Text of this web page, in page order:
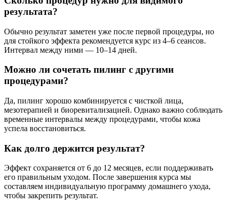
результата?
Обычно результат заметен уже после первой процедуры, но
для стойкого эффекта рекомендуется курс из 4–6 сеансов.
Интервал между ними — 10–14 дней.
Можно ли сочетать пилинг с другими
процедурами?
Да, пилинг хорошо комбинируется с чисткой лица,
мезотерапией и биоревитализацией. Однако важно соблюдать
временные интервалы между процедурами, чтобы кожа
успела восстановиться.
Как долго держится результат?
Эффект сохраняется от 6 до 12 месяцев, если поддерживать
его правильным уходом. После завершения курса мы
составляем индивидуальную программу домашнего ухода,
чтобы закрепить результат.